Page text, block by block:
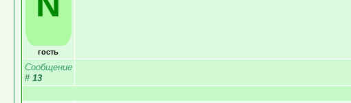
гость
Сообщение
# 13